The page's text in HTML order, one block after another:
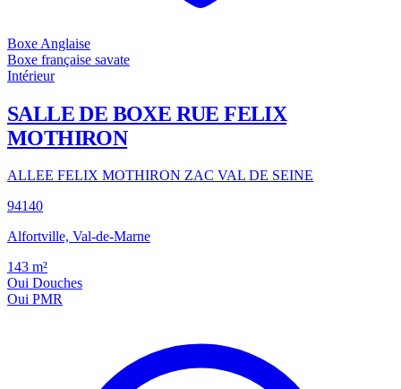
Boxe Anglaise
Boxe française savate
Intérieur
SALLE DE BOXE RUE FELIX
MOTHIRON
ALLEE FELIX MOTHIRON ZAC VAL DE SEINE
94140
Alfortville, Val-de-Marne
143 m²
Oui Douches
Oui PMR